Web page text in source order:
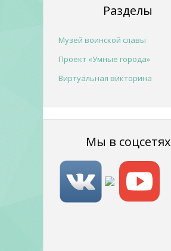
Разделы
Музей воинской славы
Проект «Умные города»
Виртуальная викторина
Мы в соцсетях